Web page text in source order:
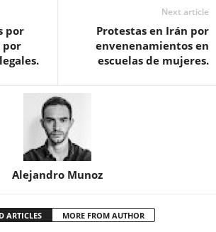
por
por
Next article
Protestas en Irán por
envenenamientos en
escuelas de mujeres.
Alejandro Munoz
ARTICLES MORE FROM AUTHOR